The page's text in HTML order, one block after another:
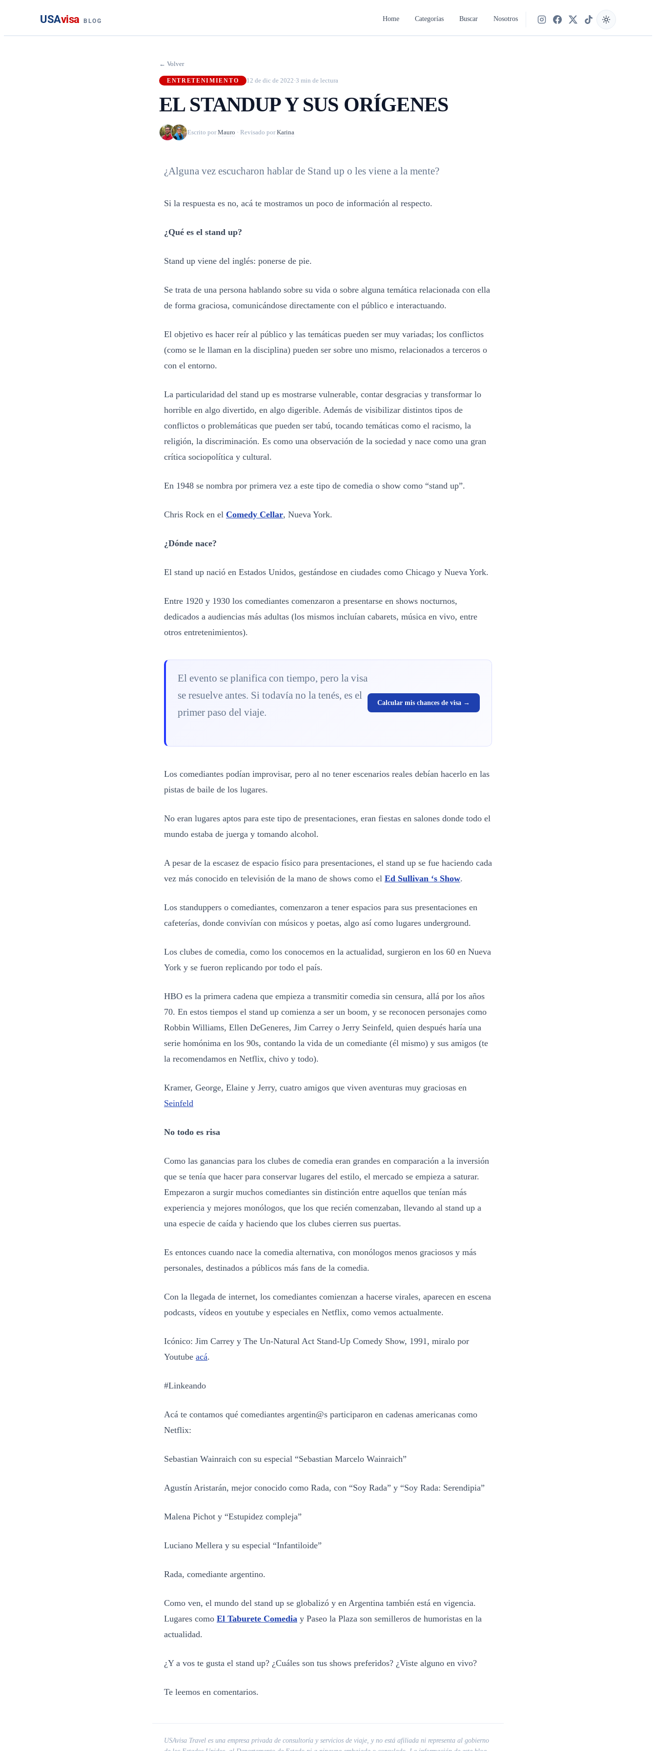
USAvisa BLOG Home Categorías Buscar Nosotros
Síguenos en Instagram
Síguenos en Facebook
Síguenos en X
Síguenos en TikTok
← Volver
ENTRETENIMIENTO 12 de dic de 2022·3 min de lectura
EL STANDUP Y SUS ORÍGENES
Escrito por Mauro · Revisado por Karina
¿Alguna vez escucharon hablar de Stand up o les viene a la mente?
Si la respuesta es no, acá te mostramos un poco de información al respecto.
¿Qué es el stand up?
Stand up viene del inglés: ponerse de pie.
Se trata de una persona hablando sobre su vida o sobre alguna temática relacionada con ella
de forma graciosa, comunicándose directamente con el público e interactuando.
El objetivo es hacer reír al público y las temáticas pueden ser muy variadas; los conflictos
(como se le llaman en la disciplina) pueden ser sobre uno mismo, relacionados a terceros o
con el entorno.
La particularidad del stand up es mostrarse vulnerable, contar desgracias y transformar lo
horrible en algo divertido, en algo digerible. Además de visibilizar distintos tipos de
conflictos o problemáticas que pueden ser tabú, tocando temáticas como el racismo, la
religión, la discriminación. Es como una observación de la sociedad y nace como una gran
crítica sociopolítica y cultural.
En 1948 se nombra por primera vez a este tipo de comedia o show como “stand up”.
Chris Rock en el Comedy Cellar, Nueva York.
¿Dónde nace?
El stand up nació en Estados Unidos, gestándose en ciudades como Chicago y Nueva York.
Entre 1920 y 1930 los comediantes comenzaron a presentarse en shows nocturnos,
dedicados a audiencias más adultas (los mismos incluían cabarets, música en vivo, entre
otros entretenimientos).
El evento se planifica con tiempo, pero la visa
se resuelve antes. Si todavía no la tenés, es el
primer paso del viaje.
Calcular mis chances de visa →
Los comediantes podían improvisar, pero al no tener escenarios reales debían hacerlo en las
pistas de baile de los lugares.
No eran lugares aptos para este tipo de presentaciones, eran fiestas en salones donde todo el
mundo estaba de juerga y tomando alcohol.
A pesar de la escasez de espacio físico para presentaciones, el stand up se fue haciendo cada
vez más conocido en televisión de la mano de shows como el Ed Sullivan ‘s Show.
Los standuppers o comediantes, comenzaron a tener espacios para sus presentaciones en
cafeterías, donde convivían con músicos y poetas, algo así como lugares underground.
Los clubes de comedia, como los conocemos en la actualidad, surgieron en los 60 en Nueva
York y se fueron replicando por todo el país.
HBO es la primera cadena que empieza a transmitir comedia sin censura, allá por los años
70. En estos tiempos el stand up comienza a ser un boom, y se reconocen personajes como
Robbin Williams, Ellen DeGeneres, Jim Carrey o Jerry Seinfeld, quien después haría una
serie homónima en los 90s, contando la vida de un comediante (él mismo) y sus amigos (te
la recomendamos en Netflix, chivo y todo).
Kramer, George, Elaine y Jerry, cuatro amigos que viven aventuras muy graciosas en
Seinfeld
No todo es risa
Como las ganancias para los clubes de comedia eran grandes en comparación a la inversión
que se tenía que hacer para conservar lugares del estilo, el mercado se empieza a saturar.
Empezaron a surgir muchos comediantes sin distinción entre aquellos que tenían más
experiencia y mejores monólogos, que los que recién comenzaban, llevando al stand up a
una especie de caída y haciendo que los clubes cierren sus puertas.
Es entonces cuando nace la comedia alternativa, con monólogos menos graciosos y más
personales, destinados a públicos más fans de la comedia.
Con la llegada de internet, los comediantes comienzan a hacerse virales, aparecen en escena
podcasts, vídeos en youtube y especiales en Netflix, como vemos actualmente.
Icónico: Jim Carrey y The Un-Natural Act Stand-Up Comedy Show, 1991, miralo por
Youtube acá.
#Linkeando
Acá te contamos qué comediantes argentin@s participaron en cadenas americanas como
Netflix:
Sebastian Wainraich con su especial “Sebastian Marcelo Wainraich”
Agustín Aristarán, mejor conocido como Rada, con “Soy Rada” y “Soy Rada: Serendipia”
Malena Pichot y “Estupidez compleja”
Luciano Mellera y su especial “Infantiloide”
Rada, comediante argentino.
Como ven, el mundo del stand up se globalizó y en Argentina también está en vigencia.
Lugares como El Taburete Comedia y Paseo la Plaza son semilleros de humoristas en la
actualidad.
¿Y a vos te gusta el stand up? ¿Cuáles son tus shows preferidos? ¿Viste alguno en vivo?
Te leemos en comentarios.
USAvisa Travel es una empresa privada de consultoría y servicios de viaje, y no está afiliada ni representa al gobierno